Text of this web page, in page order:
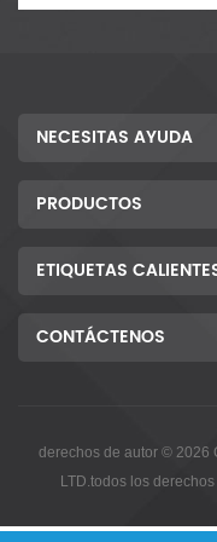
NECESITAS AYUDA
PRODUCTOS
ETIQUETAS
CONTÁCTENOS
derechos de autor © 2026
LTD.todos los